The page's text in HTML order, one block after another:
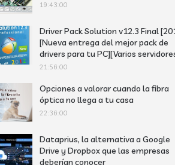
19:43:00
Driver Pack Solution v12.3 Final
[Nueva entrega del mejor pack de
drivers para tu PC][Varios
21:56:00
Opciones a valorar cuando la fibra
óptica no llega a tu casa
22:36:00
Dataprius, la alternativa a Google
Drive y Dropbox que las empresas
deberían conocer